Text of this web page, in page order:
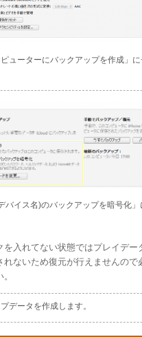
ピューターにバックアップを作成」
バイス名)のバックアップを暗号化
入れてない状態ではプレイデー
れないため復元が行えませんので
データを作成します。